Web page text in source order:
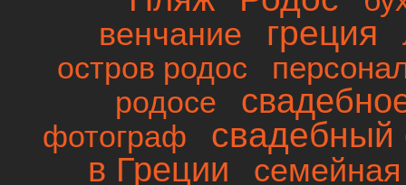
венчание греция
остров родос
родосе
фотограф свадебный
в Греции